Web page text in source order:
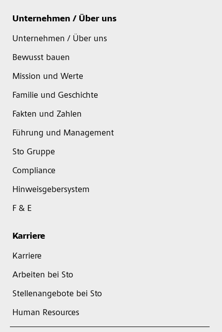
Unternehmen / Über uns
Unternehmen / Über uns
Bewusst bauen
Mission und Werte
Familie und Geschichte
Fakten und Zahlen
Führung und Management
Sto Gruppe
Compliance
Hinweisgebersystem
F & E
Karriere
Karriere
Arbeiten bei Sto
Stellenangebote bei Sto
Human Resources